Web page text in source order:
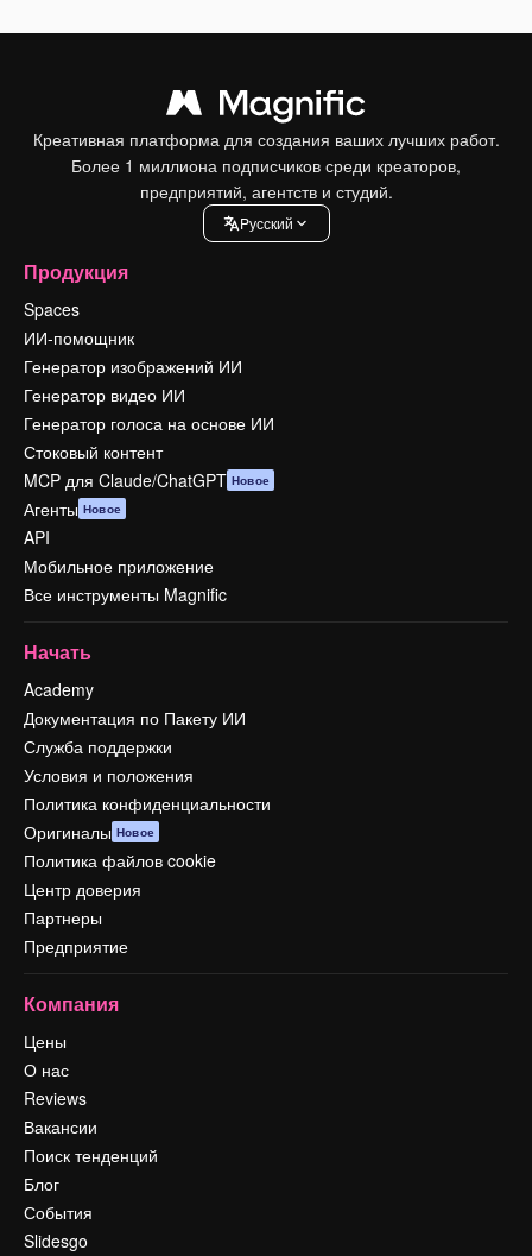
Креативная платформа для создания ваших лучших работ.
Более 1 миллиона подписчиков среди креаторов,
предприятий, агентств и студий.
Pусский
Продукция
Spaces
ИИ-помощник
Генератор изображений ИИ
Генератор видео ИИ
Генератор голоса на основе ИИ
Стоковый контент
MCP для Claude/ChatGPT Новое
Агенты Новое
API
Мобильное приложение
Все инструменты Magnific
Начать
Academy
Документация по Пакету ИИ
Служба поддержки
Условия и положения
Политика конфиденциальности
Оригиналы Новое
Политика файлов cookie
Центр доверия
Партнеры
Предприятие
Компания
Цены
О нас
Reviews
Вакансии
Поиск тенденций
Блог
События
Slidesgo